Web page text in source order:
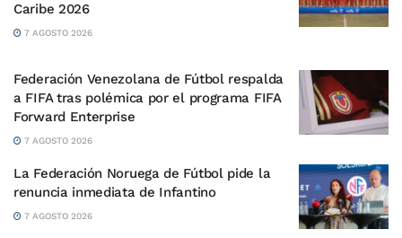
Caribe 2026
7 AGOSTO 2026
Federación Venezolana de Fútbol respalda
a FIFA tras polémica por el programa FIFA
Forward Enterprise
7 AGOSTO 2026
La Federación Noruega de Fútbol pide la
renuncia inmediata de Infantino
7 AGOSTO 2026